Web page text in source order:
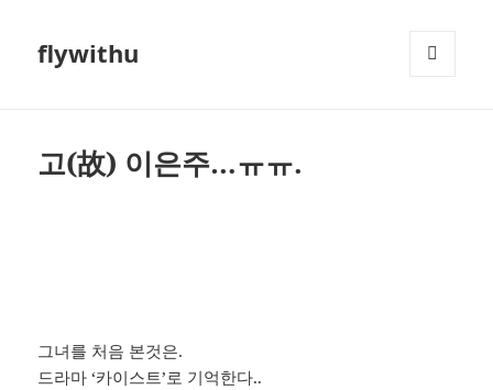
flywithu
고(故) 이은주…ㅠㅠ.
그녀를 처음 본것은.
드라마 ‘카이스트’로 기억한다..